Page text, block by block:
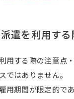
遣を利用す
用する際の注意点
ではありません。
用期間が限定的で